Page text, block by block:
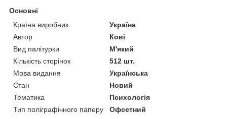
Основні
Країна виробник
Україна
Автор
Кові
Вид палітурки
М'який
Кількість сторінок
512 шт.
Мова видання
Українська
Стан
Новий
Тематика
Психологія
Тип поліграфічного паперу
Офсетний